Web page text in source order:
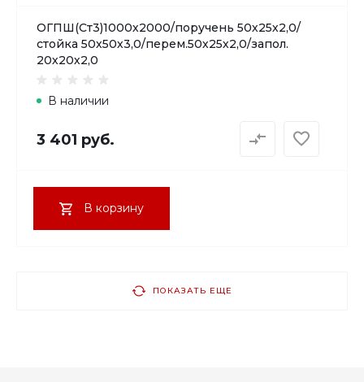
ОГПШ(Ст3)1000х2000/поручень 50х25х2,0/
стойка 50х50х3,0/перем.50х25х2,0/запол.
20х20х2,0
В наличии
3 401 руб.
В корзину
ПОКАЗАТЬ ЕЩЕ